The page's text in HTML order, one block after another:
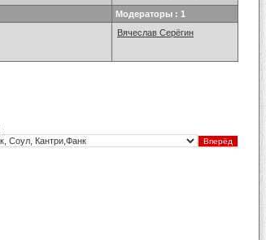
Модераторы : 1
Вячеслав Серёгин